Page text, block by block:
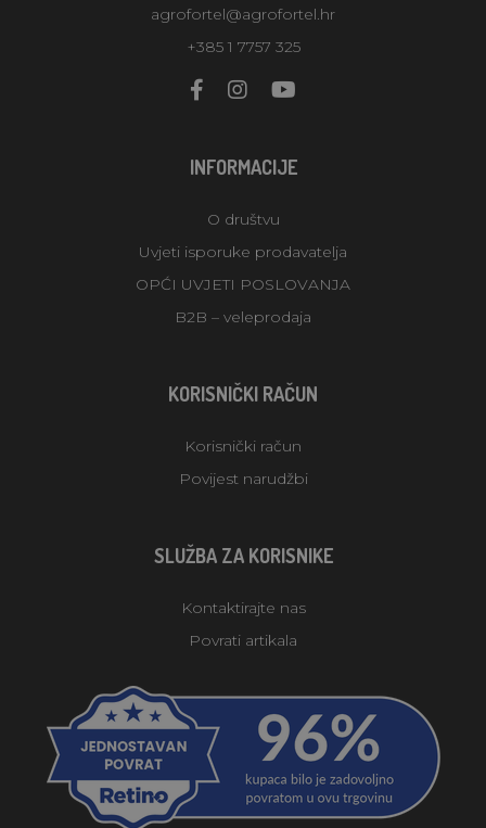
agrofortel@agrofortel.hr
+385 1 7757 325
INFORMACIJE
O društvu
Uvjeti isporuke prodavatelja
OPĆI UVJETI POSLOVANJA
B2B – veleprodaja
KORISNIČKI RAČUN
Korisnički račun
Povijest narudžbi
SLUŽBA ZA KORISNIKE
Kontaktirajte nas
Povrati artikala